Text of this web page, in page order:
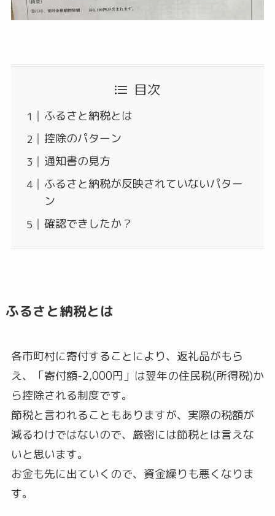
目次
ふるさと納税とは
控除のパターン
通知書の見方
ふるさと納税が反映されていないパター
ン
確認できしたか？
ふるさと納税とは
各市町村に寄付することにより、返礼品がもら
え、「寄付額-2,000円」は翌年の住民税(所得税)か
ら控除される制度です。
節税と言われることもありますが、実際の税額が
減るわけではないので、厳密には節税とは言えな
いと思います。
お金も先に出ていくので、資金繰りも悪くなりま
す。